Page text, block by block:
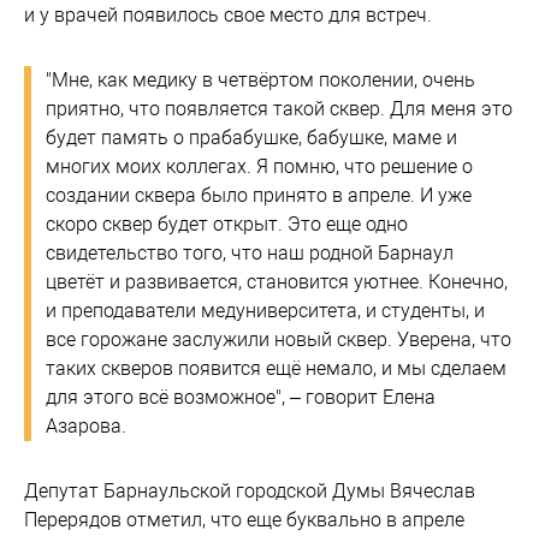
и у врачей появилось свое место для встреч.
"Мне, как медику в четвёртом поколении, очень
приятно, что появляется такой сквер. Для меня это
будет память о прабабушке, бабушке, маме и
многих моих коллегах. Я помню, что решение о
создании сквера было принято в апреле. И уже
скоро сквер будет открыт. Это еще одно
свидетельство того, что наш родной Барнаул
цветёт и развивается, становится уютнее. Конечно,
и преподаватели медуниверситета, и студенты, и
все горожане заслужили новый сквер. Уверена, что
таких скверов появится ещё немало, и мы сделаем
для этого всё возможное", – говорит Елена
Азарова.
Депутат Барнаульской городской Думы Вячеслав
Перерядов отметил, что еще буквально в апреле